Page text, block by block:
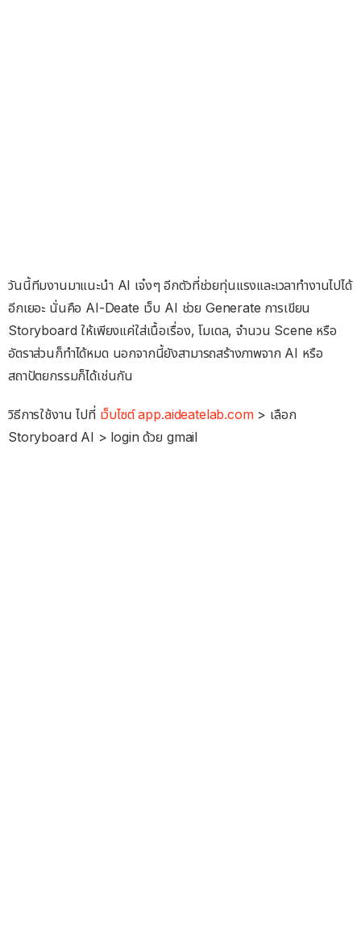
วันนี้ทีมงานมาแนะนำ AI เจ๋งๆ อีกตัวที่ช่วยทุ่นแรงและเวลาทำงานไปได้
อีกเยอะ นั่นคือ AI-Deate เว็บ AI ช่วย Generate การเขียน
Storyboard ให้เพียงแค่ใส่เนื้อเรื่อง, โมเดล, จำนวน Scene หรือ
อัตราส่วนก็ทำได้หมด นอกจากนี้ยังสามารถสร้างภาพจาก AI หรือ
สถาปัตยกรรมก็ได้เช่นกัน
วิธีการใช้งาน ไปที่ เว็บไซต์ app.aideatelab.com> เลือก
Storyboard AI > login ด้วย gmail